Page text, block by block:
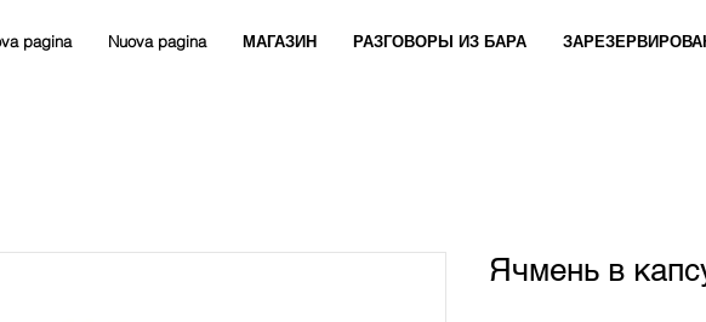
pagina Nuova pagina МАГАЗИН РАЗГОВОРЫ ИЗ БАРА
Ячмень в